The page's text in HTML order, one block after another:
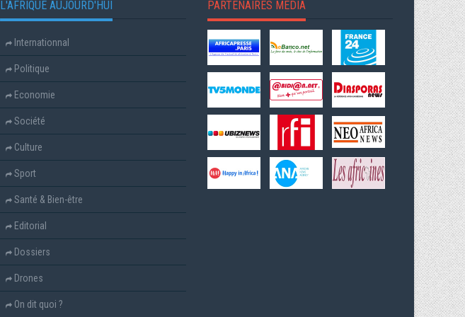
L'AFRIQUE AUJOURD'HUI
Internationnal
Politique
Economie
Société
Culture
Sport
Santé & Bien-être
Editorial
Dossiers
Drones
On dit quoi ?
PARTENAIRES MEDIA